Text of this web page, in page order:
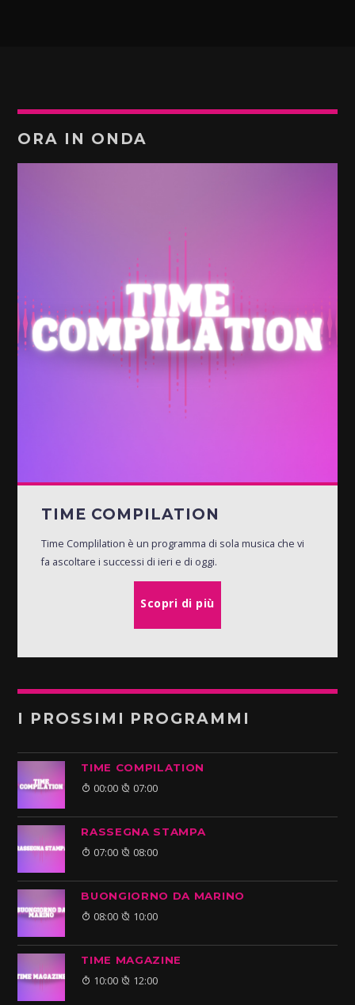
ORA IN ONDA
TIME COMPILATION
Time Complilation è un programma di sola musica che vi
fa ascoltare i successi di ieri e di oggi.
Scopri di più
I PROSSIMI PROGRAMMI
TIME COMPILATION
00:00 07:00
RASSEGNA STAMPA
07:00 08:00
BUONGIORNO DA MARINO
08:00 10:00
TIME MAGAZINE
10:00 12:00